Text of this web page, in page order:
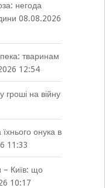
негода
08.08.2026
тваринам
12:54
на війну
онука в
11:33
– Київ: що
10:17